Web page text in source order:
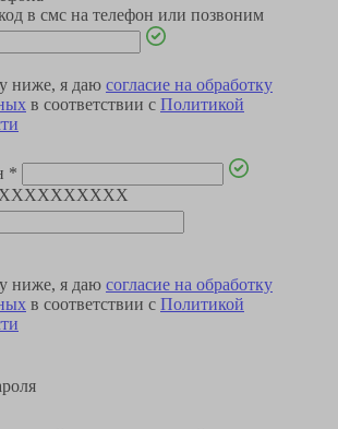
в смс на телефон или позвоним
ниже, я даю согласие на обработку
в соответствии с Политикой
*
ниже, я даю согласие на обработку
в соответствии с Политикой